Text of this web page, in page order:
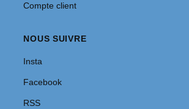
Compte client
NOUS SUIVRE
Insta
Facebook
RSS